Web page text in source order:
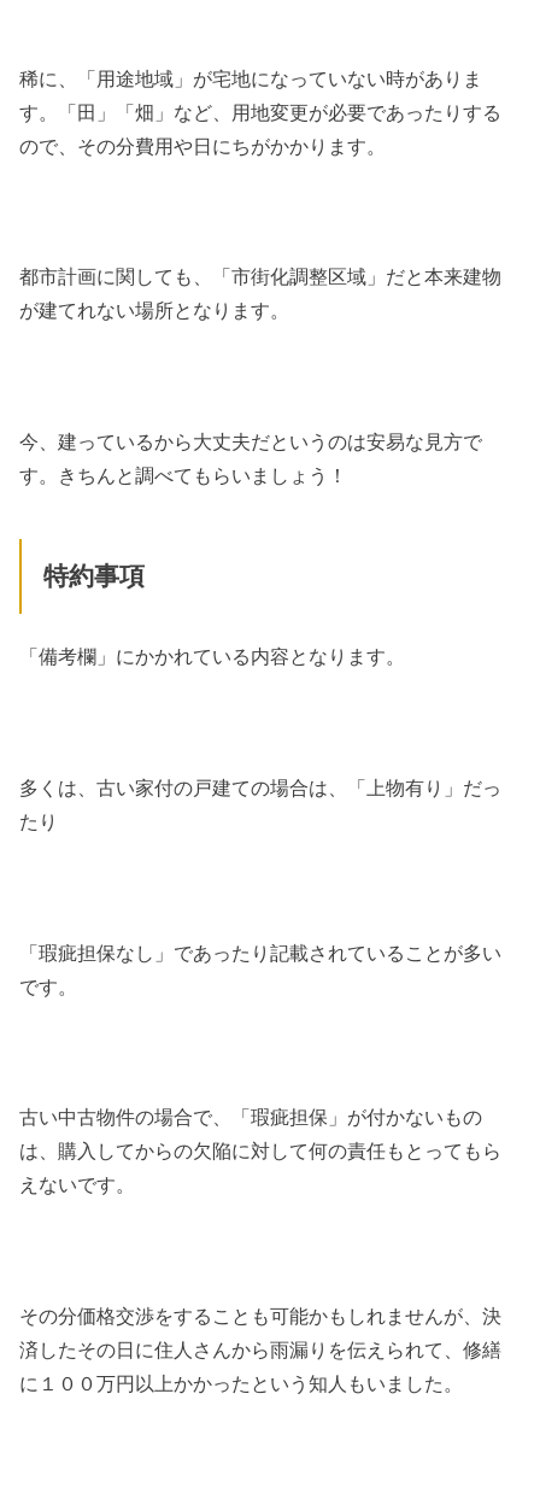
稀に、「用途地域」が宅地になっていない時がありま
す。「田」「畑」など、用地変更が必要であったりする
ので、その分費用や日にちがかかります。
都市計画に関しても、「市街化調整区域」だと本来建物
が建てれない場所となります。
今、建っているから大丈夫だというのは安易な見方で
す。きちんと調べてもらいましょう！
特約事項
「備考欄」にかかれている内容となります。
多くは、古い家付の戸建ての場合は、「上物有り」だっ
たり
「瑕疵担保なし」であったり記載されていることが多い
です。
古い中古物件の場合で、「瑕疵担保」が付かないもの
は、購入してからの欠陥に対して何の責任もとってもら
えないです。
その分価格交渉をすることも可能かもしれませんが、決
済したその日に住人さんから雨漏りを伝えられて、修繕
に１００万円以上かかったという知人もいました。